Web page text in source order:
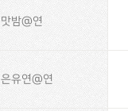
맛밤@연
은유연@연